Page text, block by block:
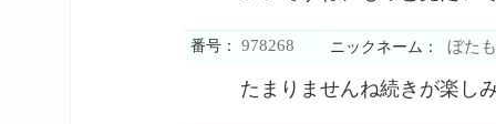
番号： 978268 ニックネーム： ぼた
たまりませんね続きが楽し